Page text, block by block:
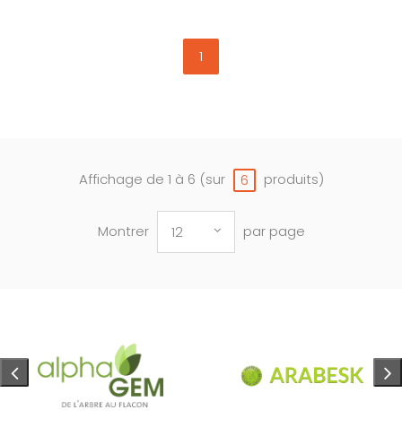
1
Affichage de 1 à 6 (sur 6 produits)
Montrer 12 par page